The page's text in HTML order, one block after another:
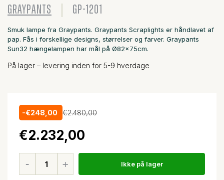
GRAYPANTS GP-1201
Smuk lampe fra Graypants. Graypants Scraplights er håndlavet af
pap. Fås i forskellige designs, størrelser og farver. Graypants
Sun32 hængelampen har mål på Ø82x75cm.
På lager – levering inden for 5-9 hverdage
-€248,00 €2.480,00
€2.232,00
Ikke på lager